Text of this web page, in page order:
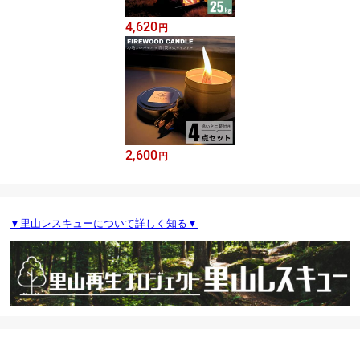
4,620 円
2,600 円
▼里山レスキューについて詳しく知る▼